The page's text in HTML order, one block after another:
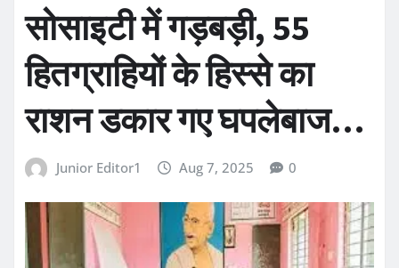
सोसाइटी में गड़बड़ी, 55
हितग्राहियों के हिस्से का
राशन डकार गए घपलेबाज…
Junior Editor1 Aug 7, 2025 0